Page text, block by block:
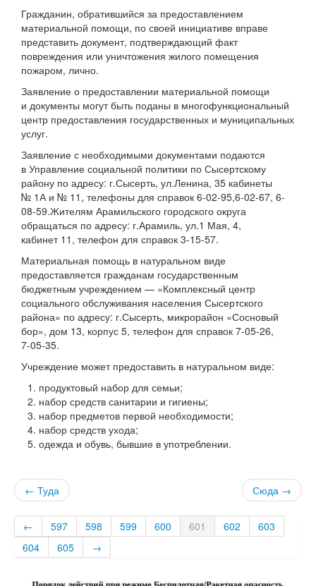
Гражданин, обратившийся за предоставлением
материальной помощи, по своей инициативе вправе
представить документ, подтверждающий факт
повреждения или уничтожения жилого помещения
пожаром, лично.
Заявление о предоставлении материальной помощи
и документы могут быть поданы в многофункциональный
центр предоставления государственных и муниципальных
услуг.
Заявление с необходимыми документами подаются
в Управление социальной политики по Сысертскому
району по адресу: г.Сысерть, ул.Ленина, 35 кабинеты
№ 1А и № 11, телефоны для справок 6-02-95,6-02-67, 6-
08-59.Жителям Арамильского городского округа
обращаться по адресу: г.Арамиль, ул.1 Мая, 4,
кабинет 11, телефон для справок 3-15-57.
Материальная помощь в натуральном виде
предоставляется гражданам государственным
бюджетным учреждением — «Комплексный центр
социального обслуживания населения Сысертского
района» по адресу: г.Сысерть, микрорайон «Сосновый
бор», дом 13, корпус 5, телефон для справок 7-05-26,
7-05-35.
Учреждение может предоставить в натуральном виде:
продуктовый набор для семьи;
набор средств санитарии и гигиены;
набор предметов первой необходимости;
набор средств ухода;
одежда и обувь, бывшие в употреблении.
← Туда Сюда →
← 597 598 599 600 601 602
603
604
605 →